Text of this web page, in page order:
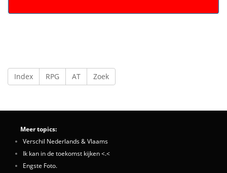
Index RPG AT Zoek
Meer topics:
Verschil Nederlands & Vlaams
Ik kan in de toekomst kijken <.<
Engste Foto.